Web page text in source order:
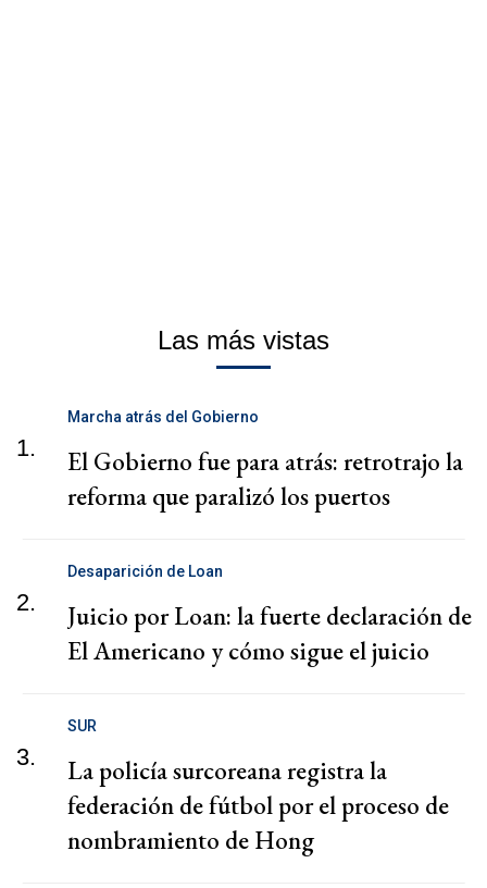
Las más vistas
1.
Marcha atrás del Gobierno
El Gobierno fue para atrás: retrotrajo la
reforma que paralizó los puertos
2.
Desaparición de Loan
Juicio por Loan: la fuerte declaración de
El Americano y cómo sigue el juicio
3.
SUR
La policía surcoreana registra la
federación de fútbol por el proceso de
nombramiento de Hong